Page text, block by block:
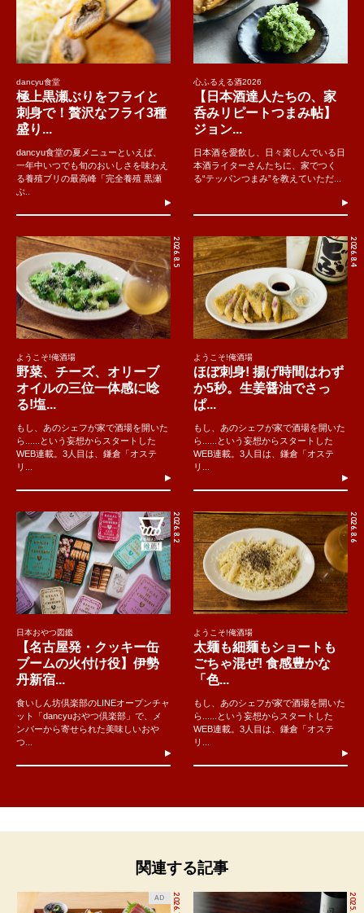
dancyu食堂
極上黒瀬ぶりをフライと
刺身で！贅沢なフライ3種
盛り...
dancyu食堂の夏メニューといえば、
一年中いつでも旬のおいしさを味わえ
る養殖ブリの最高峰「完全養殖 黒瀬
ぶ..
心ふるえる酒2026
【日本酒達人たちの、家
呑みリピートつまみ帖】
ジョン...
日本酒を愛飲し、日々楽しんでいる日
本酒ライターさんたちに、家でつく
る“テッパンつまみ”を教えていただ...
2026.8.5
ようこそ!俺酒場
野菜、チーズ、オリーブ
オイルの三位一体感に唸
る!塩...
もし、あのシェフが家で酒場を開いた
ら......という妄想からスタートした
WEB連載。3人目は、鎌倉「オステ
リ...
2026.8.4
ようこそ!俺酒場
ほぼ刺身! 揚げ時間はわず
か5秒。生姜醤油でさっ
ぱ...
もし、あのシェフが家で酒場を開いた
ら......という妄想からスタートした
WEB連載。3人目は、鎌倉「オステ
リ...
2026.8.2
日本おやつ図鑑
【名古屋発・クッキー缶
ブームの火付け役】伊勢
丹新宿...
食いしん坊倶楽部のLINEオープンチャ
ット「dancyuおやつ倶楽部」で、メ
ンバーから寄せられた美味しいおや
つ...
2026.8.6
ようこそ!俺酒場
太麺も細麺もショートも
ごちゃ混ぜ! 食感豊かな
「色...
もし、あのシェフが家で酒場を開いた
ら......という妄想からスタートした
WEB連載。3人目は、鎌倉「オステ
リ...
関連する記事
AD